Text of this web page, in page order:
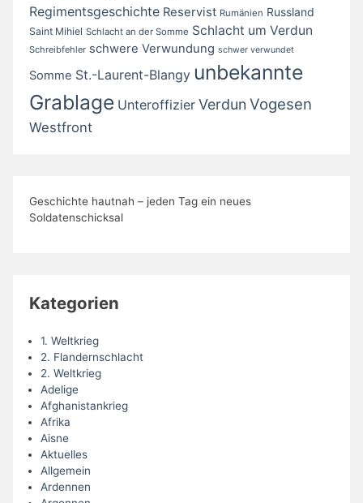
Regimentsgeschichte Reservist Rumänien Russland
Saint Mihiel Schlacht an der Somme Schlacht um Verdun
Schreibfehler schwere Verwundung schwer verwundet
Somme St.-Laurent-Blangy unbekannte
Grablage Unteroffizier Verdun Vogesen
Westfront
Geschichte hautnah – jeden Tag ein neues
Soldatenschicksal
Kategorien
1. Weltkrieg
2. Flandernschlacht
2. Weltkrieg
Adelige
Afghanistankrieg
Afrika
Aisne
Aktuelles
Allgemein
Ardennen